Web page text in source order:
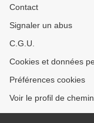
Contact
Signaler un abus
C.G.U.
Cookies et données
Préférences cookies
Voir le profil de